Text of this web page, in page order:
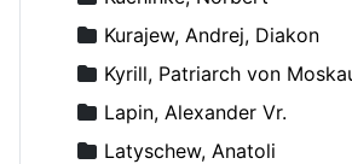
Kurajew, Andrej, Diakon
Kyrill, Patriarch von Moskau
Lapin, Alexander Vr.
Latyschew, Anatoli